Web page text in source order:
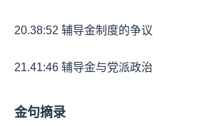
20.38:52 辅导金制度的争议
21.41:46 辅导金与党派政治
金句摘录